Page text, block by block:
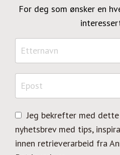
For deg som ønsker en
Jeg bekrefter med
nyhetsbrev med tips,
innen retrieverarbeid fra